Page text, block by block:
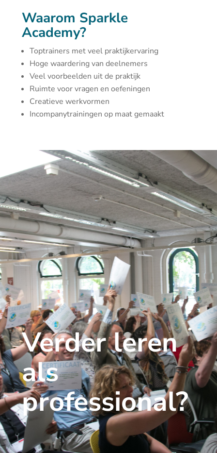
Waarom Sparkle
Academy?
Toptrainers met veel praktijkervaring
Hoge waardering van deelnemers
Veel voorbeelden uit de praktijk
Ruimte voor vragen en oefeningen
Creatieve werkvormen
Incompanytrainingen op maat gemaakt
Verder leren
als
professional?